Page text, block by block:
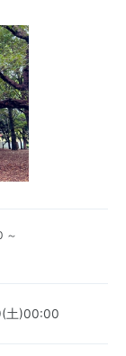
～
土)00:00